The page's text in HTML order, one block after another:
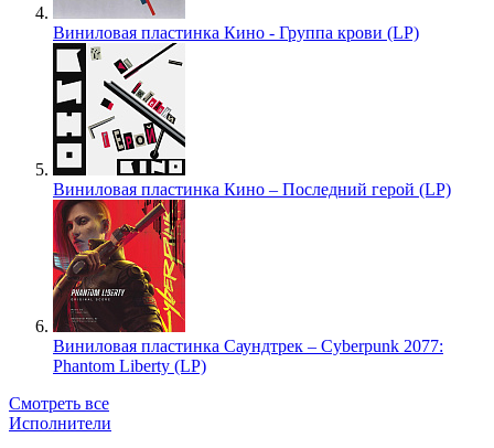
Виниловая пластинка Кино - Группа крови (LP)
Виниловая пластинка Кино – Последний герой (LP)
Виниловая пластинка Саундтрек – Cyberpunk 2077:
Phantom Liberty (LP)
Смотреть все
Исполнители